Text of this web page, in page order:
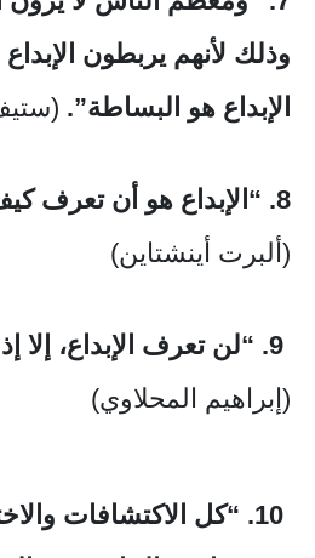
وذلك لأنهم يربطون الإبداع
الإبداع هو البساطة”.
8. “الإبداع هو أن تعرف كيف تخفي مصادرك”.
(ألبرت أينشتاين)
“لن تعرف الإبداع،
(إبراهيم المحلاوي)
“كل الاكتشافات